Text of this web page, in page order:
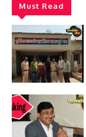
Must Read